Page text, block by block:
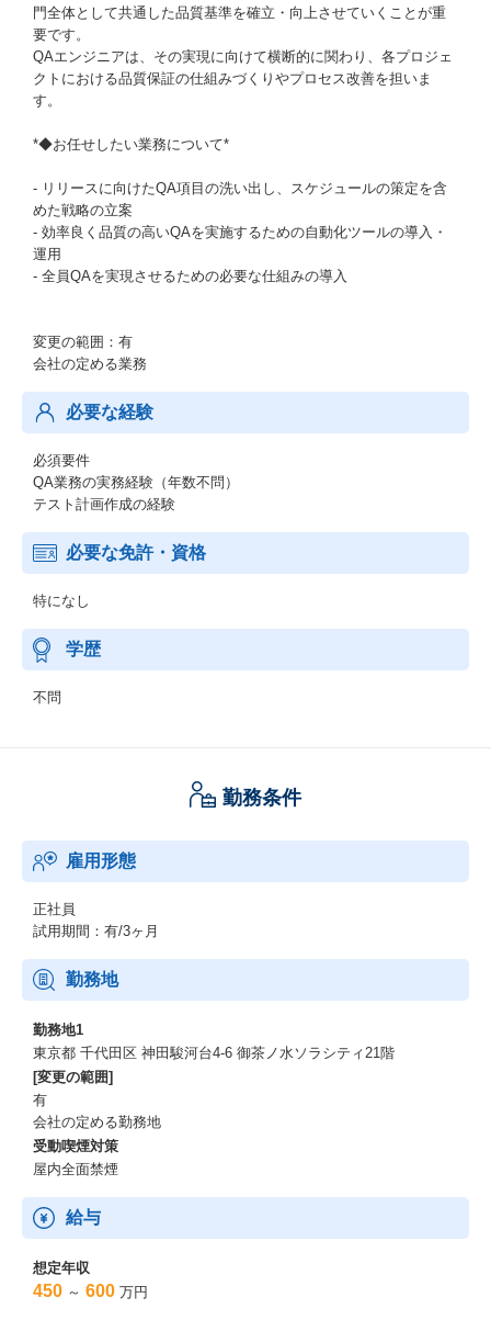
門全体として共通した品質基準を確立・向上させていくことが重
要です。
QAエンジニアは、その実現に向けて横断的に関わり、各プロジェ
クトにおける品質保証の仕組みづくりやプロセス改善を担いま
す。
*◆お任せしたい業務について*
- リリースに向けたQA項目の洗い出し、スケジュールの策定を含
めた戦略の立案
- 効率良く品質の高いQAを実施するための自動化ツールの導入・
運用
- 全員QAを実現させるための必要な仕組みの導入
変更の範囲：有
会社の定める業務
必要な経験
必須要件
QA業務の実務経験（年数不問）
テスト計画作成の経験
必要な免許・資格
特になし
学歴
不問
勤務条件
雇用形態
正社員
試用期間：有/3ヶ月
勤務地
勤務地1
東京都 千代田区 神田駿河台4-6 御茶ノ水ソラシティ21階
[変更の範囲]
有
会社の定める勤務地
受動喫煙対策
屋内全面禁煙
給与
想定年収
450 ～ 600 万円